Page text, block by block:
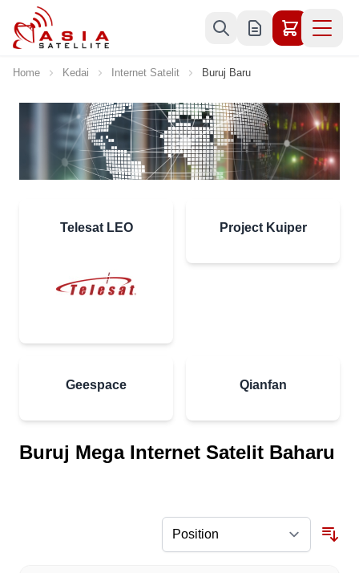
Skip to Content
Home Kedai Internet Satelit Buruj Baru
Telesat LEO Project Kuiper
Geespace Qianfan
Buruj Mega Internet Satelit Baharu